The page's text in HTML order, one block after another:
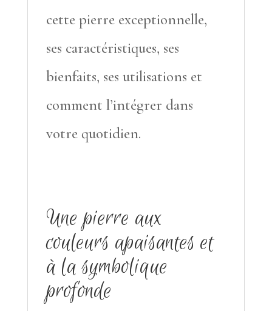
cette pierre exceptionnelle,
ses caractéristiques, ses
bienfaits, ses utilisations et
comment l’intégrer dans
votre quotidien.
Une pierre aux
couleurs apaisantes et
à la symbolique
profonde